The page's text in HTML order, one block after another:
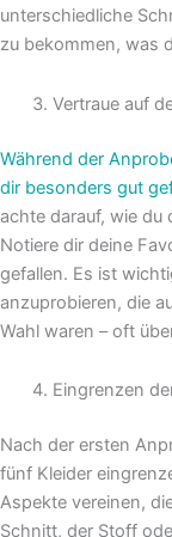
unterschiedliche
zu bekommen, was
Vertraue auf
Während der
dir besonders gut
achte darauf, wie du
Notiere dir deine
gefallen. Es ist
anzuprobieren, die
Wahl waren – oft
Eingrenzen
Nach der ersten
fünf Kleider
Aspekte vereinen,
Schnitt, der Stoff